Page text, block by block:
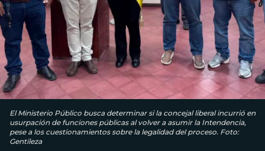
El Ministerio Público busca determinar si la concejal liberal incurrió en
usurpación de funciones públicas al volver a asumir la Intendencia,
pese a los cuestionamientos sobre la legalidad del proceso. Foto:
Gentileza